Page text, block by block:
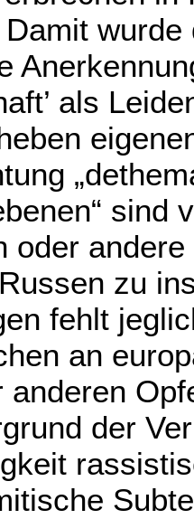
als
sind
oder
zu
fehlt
an
anderen
der